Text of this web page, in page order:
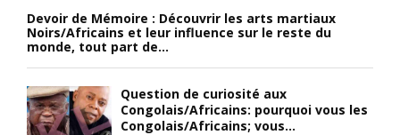
Devoir de Mémoire : Découvrir les arts martiaux
Noirs/Africains et leur influence sur le reste du
monde, tout part de...
Question de curiosité aux
Congolais/Africains: pourquoi vous les
Congolais/Africains; vous...